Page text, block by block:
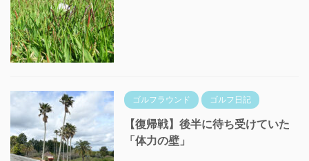
ゴルフラウンド ゴルフ日記
【復帰戦】後半に待ち受けていた
「体力の壁」